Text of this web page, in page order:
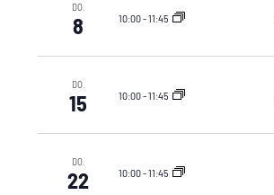
DO.
8 10:00-11:45
DO.
15 10:00-11:45
DO.
22 10:00-11:45